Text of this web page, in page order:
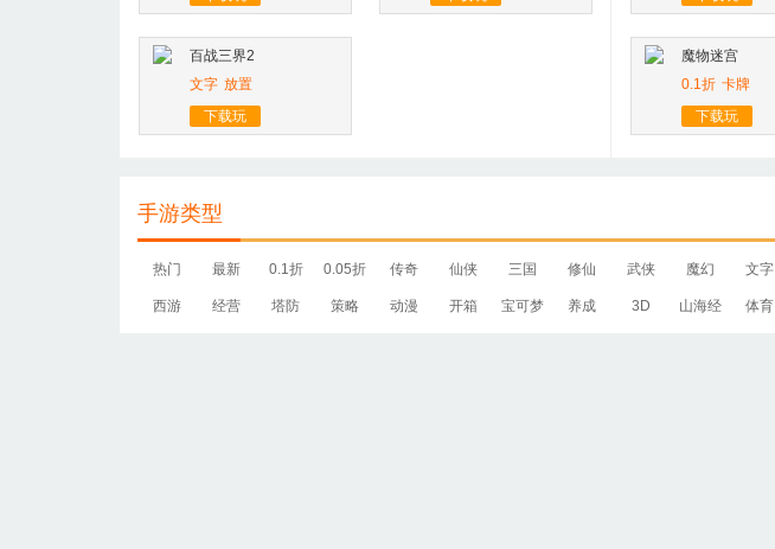
百战三界2
文字 放置
下载玩
魔物迷宫
0.1折 卡牌
下载玩
手游类型
热门 最新 0.1折 0.05折 传奇 仙侠 三国 修仙 武侠 魔幻 文字
西游 经营 塔防 策略 动漫 开箱 宝可梦 养成 3D 山海经 体育